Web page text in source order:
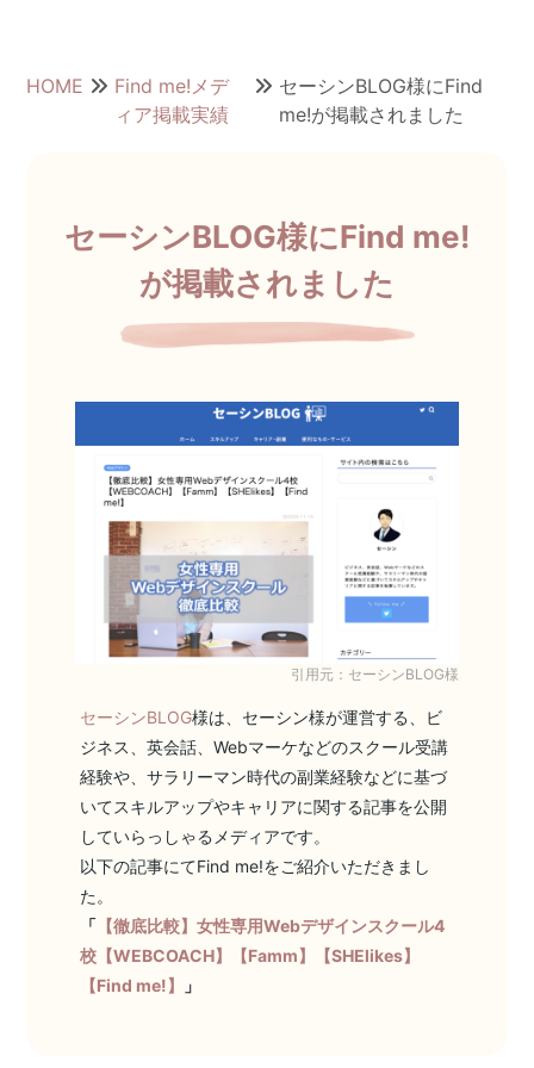
HOME
Find me!メデ
ィア掲載実績
セーシンBLOG様にFind
me!が掲載されました
セーシンBLOG様にFind me!
が掲載されました
引用元：セーシンBLOG様
セーシンBLOG様は、セーシン様が運営する、ビ
ジネス、英会話、Webマーケなどのスクール受講
経験や、サラリーマン時代の副業経験などに基づ
いてスキルアップやキャリアに関する記事を公開
していらっしゃるメディアです。
以下の記事にてFind me!をご紹介いただきまし
た。
「 【徹底比較】女性専用Webデザインスクール4
校【WEBCOACH】【Famm】【SHElikes】
【Find me!】
」